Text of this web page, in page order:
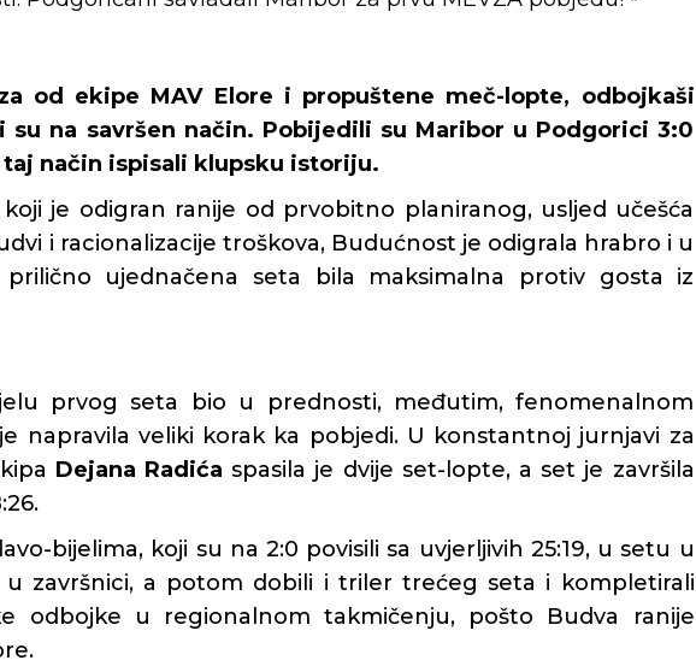
od ekipe MAV Elore i propuštene meč-lopte, odbojkaši
su na savršen način. Pobijedili su Maribor u Podgorici 3:0
taj način ispisali klupsku istoriju.
je odigran ranije od prvobitno planiranog, usljed učešća
i racionalizacije troškova, Budućnost je odigrala hrabro i u
ujednačena seta bila maksimalna protiv gosta iz
prvog seta bio u prednosti, međutim, fenomenalnom
napravila veliki korak ka pobjedi. U konstantnoj jurnjavi za
Dejana Radića spasila je dvije set-lopte, a set je završila
bijelima, koji su na 2:0 povisili sa uvjerljivih 25:19, u setu u
završnici, a potom dobili i triler trećeg seta i kompletirali
odbojke u regionalnom takmičenju, pošto Budva ranije